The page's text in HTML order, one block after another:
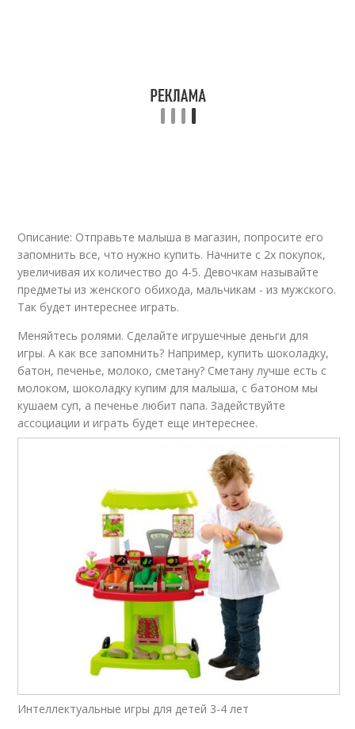
Описание: Отправьте малыша в магазин, попросите его
запомнить все, что нужно купить. Начните с 2х покупок,
увеличивая их количество до 4-5. Девочкам называйте
предметы из женского обихода, мальчикам - из мужского.
Так будет интереснее играть.
Меняйтесь ролями. Сделайте игрушечные деньги для
игры. А как все запомнить? Например, купить шоколадку,
батон, печенье, молоко, сметану? Сметану лучше есть с
молоком, шоколадку купим для малыша, с батоном мы
кушаем суп, а печенье любит папа. Задействуйте
ассоциации и играть будет еще интереснее.
Интеллектуальные игры для детей 3-4 лет